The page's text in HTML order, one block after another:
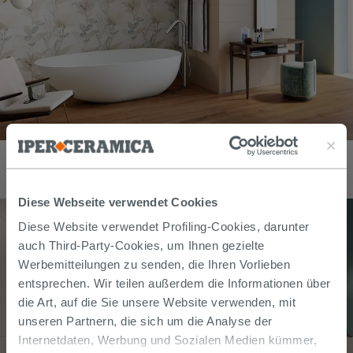
Diese Webseite verwendet Cookies
Diese Website verwendet Profiling-Cookies, darunter
auch Third-Party-Cookies, um Ihnen gezielte
Werbemitteilungen zu senden, die Ihren Vorlieben
entsprechen. Wir teilen außerdem die Informationen über
die Art, auf die Sie unsere Website verwenden, mit
unseren Partnern, die sich um die Analyse der
Internetdaten, Werbung und Sozialen Medien kümmer,
Dekorelement Mywhite Watercolor mit Blumen-Tapetenoptik,